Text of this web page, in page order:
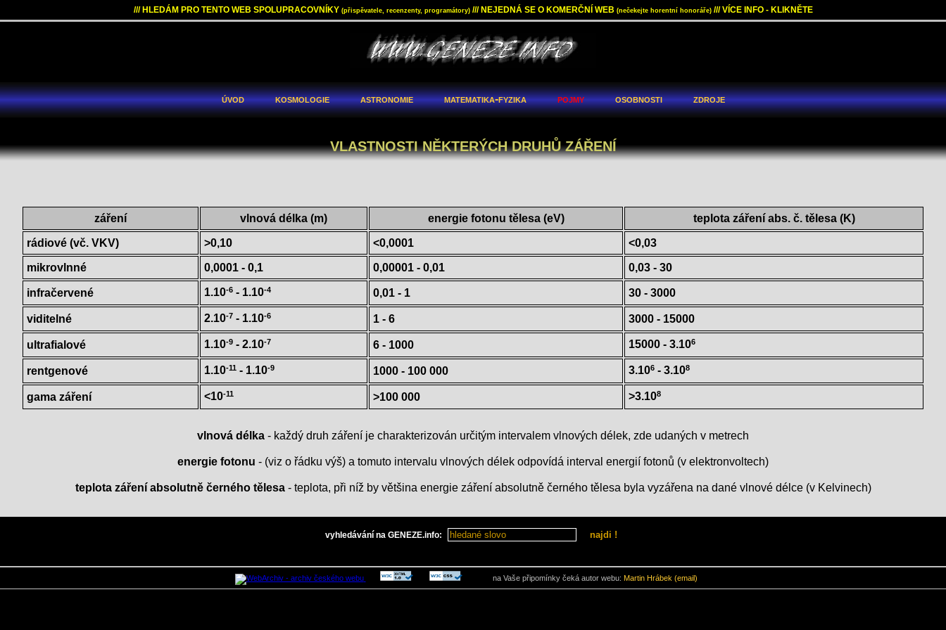
/// HLEDÁM PRO TENTO WEB SPOLUPRACOVNÍKY (přispěvatele, recenzenty, programátory)/// NEJEDNÁ SE O KOMERČNÍ WEB (nečekejte horentní honoráře)/// VÍCE INFO - KLIKNĚTE
úvod kosmologie astronomie matematika-fyzika pojmy osobnosti zdroje
VLASTNOSTI NĚKTERÝCH DRUHŮ ZÁŘENÍ
záření vlnová délka (m) energie fotonu tělesa (eV) teplota záření abs. č. tělesa (K)
rádiové (vč. VKV) >0,10 <0,0001 <0,03
mikrovlnné 0,0001 - 0,1 0,00001 - 0,01 0,03 - 30
infračervené 1.10-6 - 1.10-4 0,01 - 1 30 - 3000
viditelné 2.10-7 - 1.10-6 1 - 6 3000 - 15000
ultrafialové 1.10-9 - 2.10-7 6 - 1000 15000 - 3.106
rentgenové 1.10-11 - 1.10-9 1000 - 100 000 3.106 - 3.108
gama záření <10-11 >100 000 >3.108
vlnová délka - každý druh záření je charakterizován určitým intervalem vlnových délek, zde udaných v metrech
energie fotonu - (viz o řádku výš) a tomuto intervalu vlnových délek odpovídá interval energií fotonů (v elektronvoltech)
teplota záření absolutně černého tělesa- teplota, při níž by většina energie záření absolutně černého tělesa byla vyzářena na dané vlnové délce (v Kelvinech)
vyhledávání na GENEZE.info:
na Vaše připomínky čeká autor webu: Martin Hrábek (email)